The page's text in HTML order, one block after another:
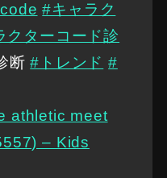
#キャラク
クターコード診
断#トレンド #
athletic meet
– Kids